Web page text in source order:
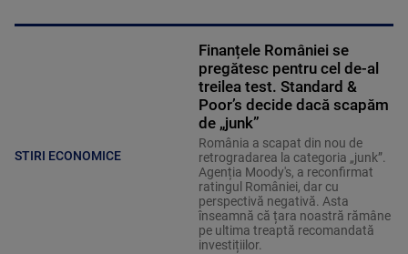
STIRI ECONOMICE
Finanțele României se
pregătesc pentru cel de-al
treilea test. Standard &
Poor’s decide dacă scapăm
de „junk”
România a scapat din nou de
retrogradarea la categoria „junk”.
Agenția Moody's, a reconfirmat
ratingul României, dar cu
perspectivă negativă. Asta
înseamnă că țara noastră rămâne
pe ultima treaptă recomandată
investițiilor.